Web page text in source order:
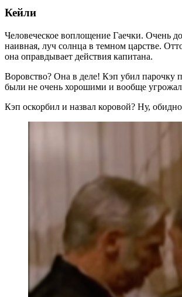
Кейли
Человеческое воплощение Гаечки. Очень
наивная, луч солнца в темном царстве.
она оправдывает действия капитана.
Воровство? Она в деле! Кэп убил парочку
были не очень хорошими и вообще
Кэп оскорбил и назвал коровой? Ну,